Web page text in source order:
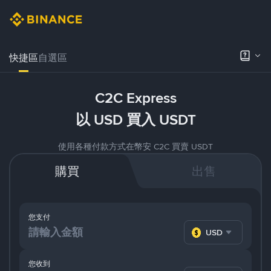
快捷區自選區
C2C Express
以 USD 買入 USDT
使用各種付款方式在幣安 C2C 買賣 USDT
購買 出售
您支付
USD
您收到